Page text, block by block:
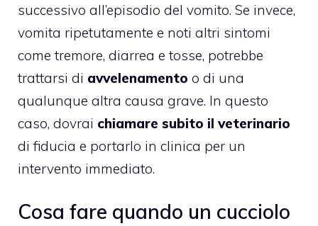
successivo all’episodio del vomito. Se invece,
vomita ripetutamente e noti altri sintomi
come tremore, diarrea e tosse, potrebbe
trattarsi di avvelenamento o di una
qualunque altra causa grave. In questo
caso, dovrai chiamare subito il veterinario
di fiducia e portarlo in clinica per un
intervento immediato.
Cosa fare quando un cucciolo